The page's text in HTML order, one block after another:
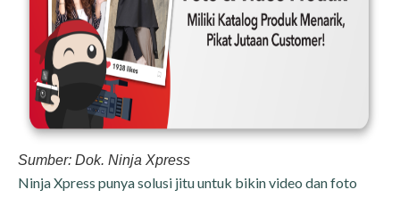
Sumber: Dok. Ninja Xpress
Ninja Xpress punya solusi jitu untuk bikin video dan foto